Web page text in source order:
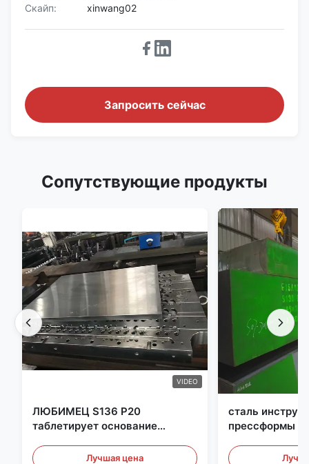
Скайп:
xinwang02
Запросить сейчас
Сопутствующие продукты
VIDEO
ЛЮБИМЕЦ S136 P20
таблетирует основание
основания прессформы
Лучшая цена
сталь
прессформы